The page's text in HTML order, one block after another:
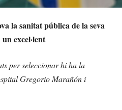
la sanitat pública de la seva
excel·lent
per seleccionar hi ha la
Gregorio Marañón i